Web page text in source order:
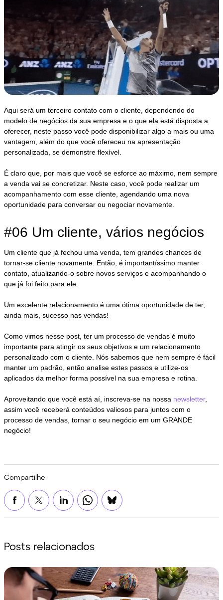
Aqui será um terceiro contato com o cliente, dependendo do
modelo de negócios da sua empresa e o que ela está disposta a
oferecer, neste passo você pode disponibilizar algo a mais ou uma
vantagem, além do que você ofereceu na apresentação
personalizada, se demonstre flexível.
É claro que, por mais que você se esforce ao máximo, nem sempre
a venda vai se concretizar. Neste caso, você pode realizar um
acompanhamento com esse cliente, agendando uma nova
oportunidade para conversar ou negociar novamente.
#06 Um cliente, vários negócios
Um cliente que já fechou uma venda, tem grandes chances de
tornar-se cliente novamente. Então, é importantíssimo manter
contato, atualizando-o sobre novos serviços e acompanhando o
que já foi feito para ele.
Um excelente relacionamento é uma ótima oportunidade de ter,
ainda mais, sucesso nas vendas!
Como vimos nesse post, ter um processo de vendas é muito
importante para atingir os seus objetivos e um relacionamento
personalizado com o cliente. Nós sabemos que nem sempre é fácil
manter um padrão, então analise estes passos e utilize-os
aplicados da melhor forma possível na sua empresa e rotina.
Aproveitando que você está aí, inscreva-se na nossa newsletter,
assim você receberá conteúdos valiosos para juntos com o
processo de vendas, tornar o seu negócio em um GRANDE
negócio!
Compartilhe
Posts relacionados